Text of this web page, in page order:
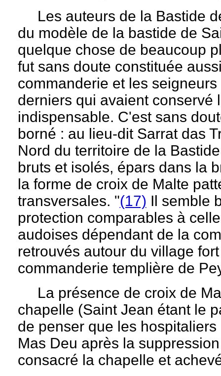
Les auteurs de la Bastide
du modèle de la bastide de
quelque chose de beaucoup
fut sans doute constituée
commanderie et les
derniers qui avaient conservé
indispensable. C'est sans
borné : au lieu-dit Sarrat das
Nord du territoire de la
bruts et isolés, épars dans la
la forme de croix de Malte
transversales. "(17) Il semble
protection comparables à
audoises dépendant de la
retrouvés autour du village
commanderie templière de
La présence de croix de
chapelle (Saint Jean étant le
de penser que les
Mas Deu après la
consacré la chapelle et